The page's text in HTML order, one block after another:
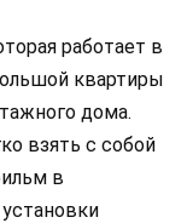
работает в
квартиры
дома.
взять с собой
в